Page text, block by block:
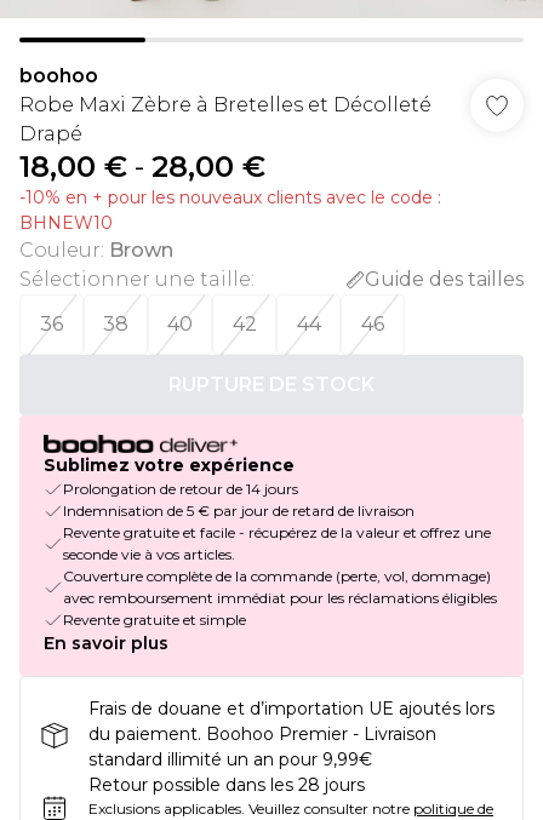
boohoo
Robe Maxi Zèbre à Bretelles et Décolleté
Drapé
18,00 € - 28,00 €
-10% en + pour les nouveaux clients avec le code :
BHNEW10
Couleur: Brown
Sélectionner une taille:
Guide des tailles
36
38 40 42 44 46
RUPTURE DE STOCK
Sublimez votre expérience
Prolongation de retour de 14 jours
Indemnisation de 5 € par jour de retard de livraison
Revente gratuite et facile - récupérez de la valeur et offrez une
seconde vie à vos articles.
Couverture complète de la commande (perte, vol, dommage)
avec remboursement immédiat pour les réclamations éligibles
Revente gratuite et simple
En savoir plus
Frais de douane et d’importation UE ajoutés lors
du paiement. Boohoo Premier - Livraison
standard illimité un an pour 9,99€
Retour possible dans les 28 jours
Exclusions applicables. Veuillez consulter notre politique de